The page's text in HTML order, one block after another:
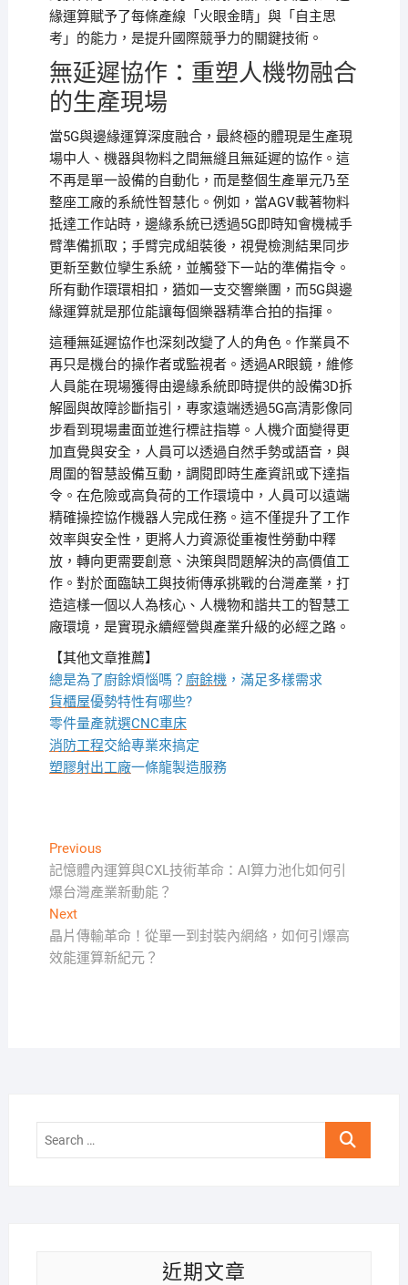
緣運算賦予了每條產線「火眼金睛」與「自主思
考」的能力，是提升國際競爭力的關鍵技術。
無延遲協作：重塑人機物融合
的生產現場
當5G與邊緣運算深度融合，最終極的體現是生產現
場中人、機器與物料之間無縫且無延遲的協作。這
不再是單一設備的自動化，而是整個生產單元乃至
整座工廠的系統性智慧化。例如，當AGV載著物料
抵達工作站時，邊緣系統已透過5G即時知會機械手
臂準備抓取；手臂完成組裝後，視覺檢測結果同步
更新至數位孿生系統，並觸發下一站的準備指令。
所有動作環環相扣，猶如一支交響樂團，而5G與邊
緣運算就是那位能讓每個樂器精準合拍的指揮。
這種無延遲協作也深刻改變了人的角色。作業員不
再只是機台的操作者或監視者。透過AR眼鏡，維修
人員能在現場獲得由邊緣系統即時提供的設備3D拆
解圖與故障診斷指引，專家遠端透過5G高清影像同
步看到現場畫面並進行標註指導。人機介面變得更
加直覺與安全，人員可以透過自然手勢或語音，與
周圍的智慧設備互動，調閱即時生產資訊或下達指
令。在危險或高負荷的工作環境中，人員可以遠端
精確操控協作機器人完成任務。這不僅提升了工作
效率與安全性，更將人力資源從重複性勞動中釋
放，轉向更需要創意、決策與問題解決的高價值工
作。對於面臨缺工與技術傳承挑戰的台灣產業，打
造這樣一個以人為核心、人機物和諧共工的智慧工
廠環境，是實現永續經營與產業升級的必經之路。
【其他文章推薦】
總是為了廚餘煩惱嗎？ 廚餘機，滿足多樣需求
貨櫃屋優勢特性有哪些?
零件量產就選CNC車床
消防工程交給專業來搞定
塑膠射出工廠一條龍製造服務
文
章
導
覽
PreviousPrevious
post:
記憶體內運算與CXL技術革命：AI算力池化如何引
爆台灣產業新動能？
NextNext
post:
晶片傳輸革命！從單一到封裝內網絡，如何引爆高
效能運算新紀元？
Search
近期文章